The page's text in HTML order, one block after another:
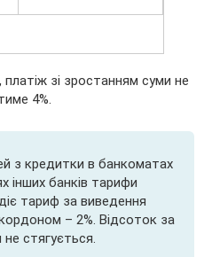
зі зростанням суми не
4%.
з кредитки в банкоматах
інших банків тарифи
тариф за виведення
– 2%. Відсоток за
стягується.